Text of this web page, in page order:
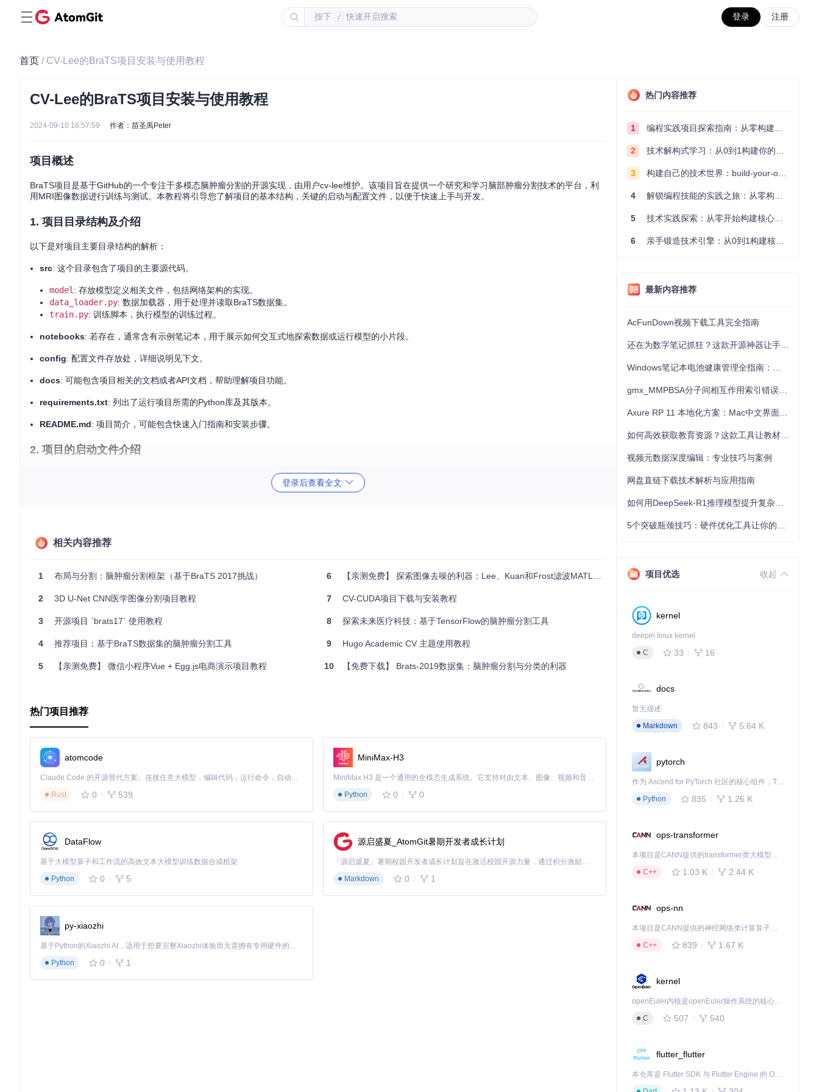
按下 / 快速开启搜索 登录 注册
首页 / CV-Lee的BraTS项目安装与使用教程
CV-Lee的BraTS项目安装与使用教程
2024-09-10 16:57:59 作者：苗圣禹Peter
项目概述
BraTS项目是基于GitHub的一个专注于多模态脑肿瘤分割的开源实现，由用户cv-lee维护。该项目旨在提供一个研究和学习脑部肿瘤分割技术的平台，利
用MRI图像数据进行训练与测试。本教程将引导您了解项目的基本结构，关键的启动与配置文件，以便于快速上手与开发。
1. 项目目录结构及介绍
以下是对项目主要目录结构的解析：
src: 这个目录包含了项目的主要源代码。
model : 存放模型定义相关文件，包括网络架构的实现。
data_loader.py: 数据加载器，用于处理并读取BraTS数据集。
train.py: 训练脚本，执行模型的训练过程。
notebooks: 若存在，通常含有示例笔记本，用于展示如何交互式地探索数据或运行模型的小片段。
config: 配置文件存放处，详细说明见下文。
docs: 可能包含项目相关的文档或者API文档，帮助理解项目功能。
requirements.txt: 列出了运行项目所需的Python库及其版本。
README.md: 项目简介，可能包含快速入门指南和安装步骤。
2. 项目的启动文件介绍
主要的启动脚本，负责模型的训练过程。该文件会导入必要的模块，设置模型参数，加载数据，然后开始训练流程。使用前，请确保已按照配
置文件调整好相应的训练设置，并且已经准备好了所需的数据集。
config.py(假设这是配置文件名) 配置文件中定义了所有可定制的参数，如学习率、批次大小、迭代次数等。它对于适应不同的实验需求至关重要。一
般情况下，会包含以下部分：
模型参数: 包括网络架构的选择和初始化参数。
日志与保存 : 设置模型的检查点保存路径及日志记录的相关设置。
为了正确运行项目，务必检查并根据您的环境调整这些配置值。
以上就是对cv-lee的BraTS项目的基本结构、启动文件以及配置文件的简要介绍。在实际操作之前，请确保你的开发环境已按
单准备好所有依赖项，这样可以确保项目的顺利运行。
登录后查看全文
相关内容推荐
1 布局与分割：脑肿瘤分割框架（基于BraTS 2017挑战）
2 3D U-Net CNN医学图像分割项目教程
3 开源项目 `brats17` 使用教程
4 推荐项目：基于BraTS数据集的脑肿瘤分割工具
5 【亲测免费】 微信小程序Vue + Egg.js电商演示项目教程
6 【亲测免费】 探索图像去噪的利器：Lee、Kuan和Frost滤波MATLAB实现
7 CV-CUDA项目下载与安装教程
8 探索未来医疗科技：基于TensorFlow的脑肿瘤分割工具
9 Hugo Academic CV 主题使用教程
10 【免费下载】 Brats-2019数据集：脑肿瘤分割与分类的利器
热门项目推荐
atomcode
Claude Code 的开源替代方案。连接任意大模型，编辑代码，运行命令，自动验证 — 全自动执行。用 Rust 构建，极致性能。 ｜ An open-source alternative to Claude Code. Connect any LLM, edit code, run commands, and verify changes — autonomously. Built in Rust for speed. Get Started
Rust
0 539
MiniMax-H3
MiniMax H3 是一个通用的全模态生成系统。它支持对由文本、图像、视频和音频组成的多模态上下文进行统一理解，并能生成分辨率高达 2K、时长可达 15 秒的带原生立体声音频的视频。得益于面向任务泛化的系统设计，H3 在预训练阶段就已具备广泛的多模态上下文理解与生成能力，能够出色地执行复杂的多模态指令。
Python
0 0
DataFlow
基于大模型算子和工作流的高效文本大模型训练数据合成框架
Python
0 5
源启盛夏_AtomGit暑期开发者成长计划
「源启盛夏」暑期校园开发者成长计划旨在激活校园开源力量，通过积分激励、认证扶持、资源倾斜等形式，引导高校组织和开发者完成「入驻 — 建项目 — 做贡献 — 获认证 — 得资源」的完整闭环。无论你是想带领社团入驻平台的组织者，还是希望用代码贡献证明自己的开发者，都能在这里找到属于你的成长路径。
Markdown
0 1
py-xiaozhi
基于Python的Xiaozhi AI，适用于想要完整Xiaozhi体验而无需拥有专用硬件的用户。
Python
0 1
热门内容推荐
1 编程实践项目探索指南：从零构建技术能力体系
2 技术解构式学习：从0到1构建你的编程知识体系
3 构建自己的技术世界：build-your-own-x项目的实践探索指南
4 解锁编程技能的实践之旅：从零构建你的技术世界
5 技术实践探索：从零开始构建核心系统的实践指南
6 亲手锻造技术引擎：从0到1构建核心系统的实践指南
最新内容推荐
AcFunDown视频下载工具完全指南
视频元数据深度编辑：专业技巧与案例
网盘直链下载技术解析与应用指南
项目优选 收起
kernel
deepin linux kernel
C
33 16
docs
暂无描述
Markdown
843 5.64 K
pytorch
作为 Ascend for PyTorch 社区的核心组件，TorchNPU 是昇腾专为 PyTorch 打造的深度学习适配插件，使 PyTorch 框架能够直接调用昇腾 NPU，为开发者提供昇腾 AI 处理器的超强算力。
Python
835 1.26 K
ops-transformer
本项目是CANN提供的transformer类大模型算子库，实现网络在NPU上加速计算。
C++
1.03 K 2.44 K
ops-nn
本项目是CANN提供的神经网络类计算算子库，实现网络在NPU上加速计算。
C++
839 1.67 K
kernel
openEuler内核是openEuler操作系统的核心，既是系统性能与稳定性的基石，也是连接处理器、设备与服务的桥梁。
C
507 540
flutter_flutter
本仓库是 Flutter SDK 与 Flutter Engine 的 OpenHarmony 适配版本，由 CPF-Flutter 团队维护。开发者可使用熟悉的 Flutter 技术栈开发 OpenHarmony 应用，3.35.7 及以后的适配版本可基于本仓库源码构建支持 OpenHarmony 的 Flutter Engine。